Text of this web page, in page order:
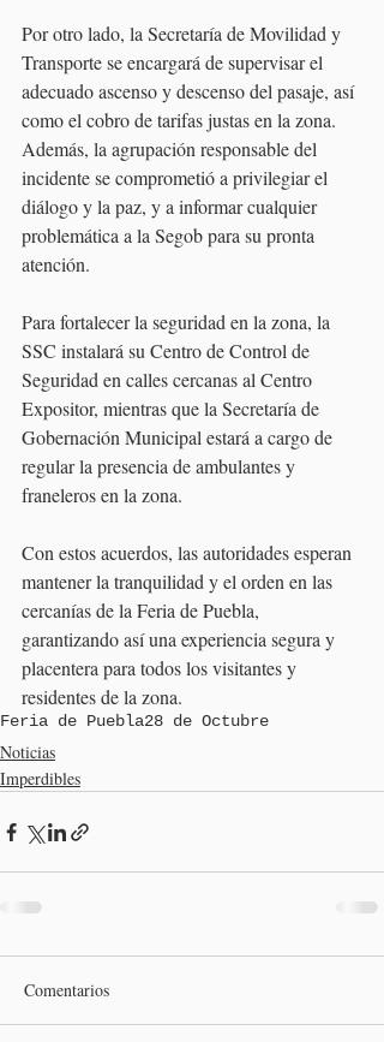
Por otro lado, la Secretaría de Movilidad y
Transporte se encargará de supervisar el
adecuado ascenso y descenso del pasaje, así
como el cobro de tarifas justas en la zona.
Además, la agrupación responsable del
incidente se comprometió a privilegiar el
diálogo y la paz, y a informar cualquier
problemática a la Segob para su pronta
atención.
Para fortalecer la seguridad en la zona, la
SSC instalará su Centro de Control de
Seguridad en calles cercanas al Centro
Expositor, mientras que la Secretaría de
Gobernación Municipal estará a cargo de
regular la presencia de ambulantes y
franeleros en la zona.
Con estos acuerdos, las autoridades esperan
mantener la tranquilidad y el orden en las
cercanías de la Feria de Puebla,
garantizando así una experiencia segura y
placentera para todos los visitantes y
residentes de la zona.
Feria de Puebla28 de Octubre
Noticias
Imperdibles
Comentarios